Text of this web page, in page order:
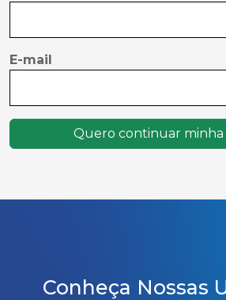
E-mail
Quero continuar minha
Conheça Nossas